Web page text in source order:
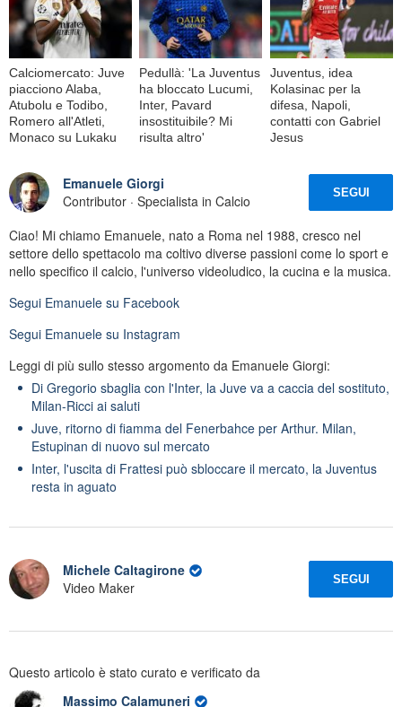
Calciomercato: Juve
piacciono Alaba,
Atubolu e Todibo,
Romero all'Atleti,
Monaco su Lukaku
Pedullà: 'La Juventus
ha bloccato Lucumi,
Inter, Pavard
insostituibile? Mi
risulta altro'
Juventus, idea
Kolasinac per la
difesa, Napoli,
contatti con Gabriel
Jesus
Emanuele Giorgi
Contributor · Specialista in Calcio
SEGUI
Ciao! Mi chiamo Emanuele, nato a Roma nel 1988, cresco nel
settore dello spettacolo ma coltivo diverse passioni come lo sport e
nello specifico il calcio, l'universo videoludico, la cucina e la musica.
Segui Emanuele su Facebook
Segui Emanuele su Instagram
Leggi di più sullo stesso argomento da Emanuele Giorgi:
Di Gregorio sbaglia con l'Inter, la Juve va a caccia del sostituto,
Milan-Ricci ai saluti
Juve, ritorno di fiamma del Fenerbahce per Arthur. Milan,
Estupinan di nuovo sul mercato
Inter, l'uscita di Frattesi può sbloccare il mercato, la Juventus
resta in aguato
Michele Caltagirone
Video Maker
SEGUI
Questo articolo è stato curato e verificato da
Massimo Calamuneri